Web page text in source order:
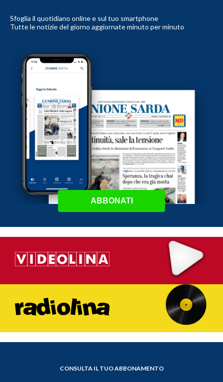
Sfoglia il quotidiano online e sul tuo smartphone
Tutte le notizie del giorno aggiornate minuto per minuto
ABBONATI
CONSULTA IL TUO ABBONAMENTO